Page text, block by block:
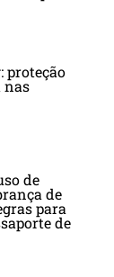
proteção
nas
de
de
para
de